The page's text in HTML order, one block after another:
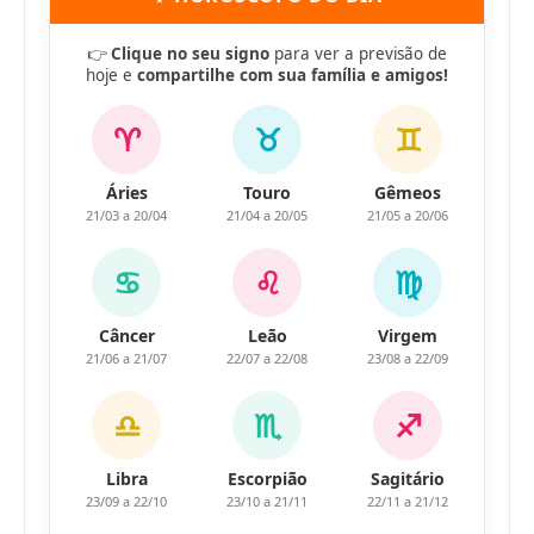
👉Clique no seu signo para ver a previsão de
hoje e compartilhe com sua família e amigos!
♈
Áries
21/03 a 20/04
♉
Touro
21/04 a 20/05
♊
Gêmeos
21/05 a 20/06
♋
Câncer
21/06 a 21/07
♌
Leão
22/07 a 22/08
♍
Virgem
23/08 a 22/09
♎
Libra
23/09 a 22/10
♏
Escorpião
23/10 a 21/11
♐
Sagitário
22/11 a 21/12